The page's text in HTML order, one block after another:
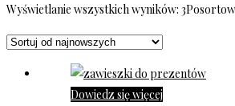
Wyświetlanie wszystkich wyników: 3
Dowiedz się więcej